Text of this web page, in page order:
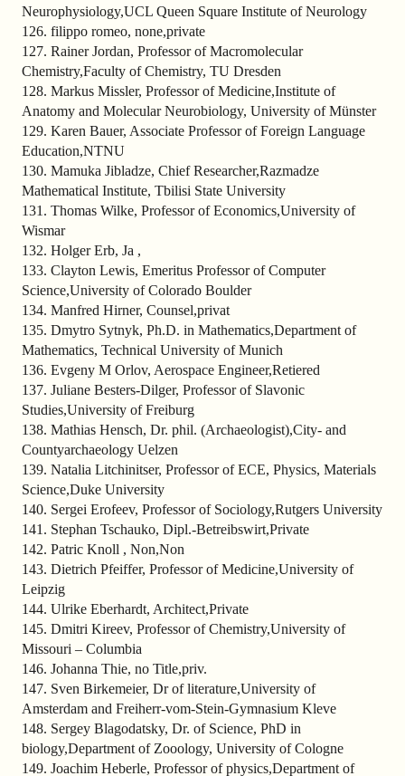
Neurophysiology,UCL Queen Square Institute of Neurology
126. filippo romeo, none,private
127. Rainer Jordan, Professor of Macromolecular
Chemistry,Faculty of Chemistry, TU Dresden
128. Markus Missler, Professor of Medicine,Institute of
Anatomy and Molecular Neurobiology, University of Münster
129. Karen Bauer, Associate Professor of Foreign Language
Education,NTNU
130. Mamuka Jibladze, Chief Researcher,Razmadze
Mathematical Institute, Tbilisi State University
131. Thomas Wilke, Professor of Economics,University of
Wismar
132. Holger Erb, Ja ,
133. Clayton Lewis, Emeritus Professor of Computer
Science,University of Colorado Boulder
134. Manfred Hirner, Counsel,privat
135. Dmytro Sytnyk, Ph.D. in Mathematics,Department of
Mathematics, Technical University of Munich
136. Evgeny M Orlov, Aerospace Engineer,Retiered
137. Juliane Besters-Dilger, Professor of Slavonic
Studies,University of Freiburg
138. Mathias Hensch, Dr. phil. (Archaeologist),City- and
Countyarchaeology Uelzen
139. Natalia Litchinitser, Professor of ECE, Physics, Materials
Science,Duke University
140. Sergei Erofeev, Professor of Sociology,Rutgers University
141. Stephan Tschauko, Dipl.-Betreibswirt,Private
142. Patric Knoll , Non,Non
143. Dietrich Pfeiffer, Professor of Medicine,University of
Leipzig
144. Ulrike Eberhardt, Architect,Private
145. Dmitri Kireev, Professor of Chemistry,University of
Missouri – Columbia
146. Johanna Thie, no Title,priv.
147. Sven Birkemeier, Dr of literature,University of
Amsterdam and Freiherr-vom-Stein-Gymnasium Kleve
148. Sergey Blagodatsky, Dr. of Science, PhD in
biology,Department of Zooology, University of Cologne
149. Joachim Heberle, Professor of physics,Department of